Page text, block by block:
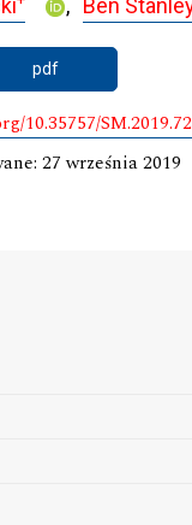
pdf
10.35757/
27 września 2019